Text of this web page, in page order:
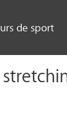
de sport